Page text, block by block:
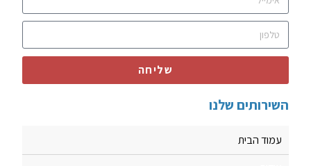
שליחה
השירותים שלנו
עמוד הבית